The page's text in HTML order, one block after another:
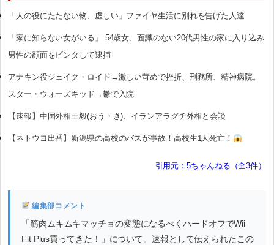
「人の役にたたない物、虚しい」ファイヤ生活に別れを告げた人達
「家に知らない女がいる」 54歳女、面識のない20代男性の家に入り込み
男性の顔面をビンタして逮捕
アナキン役ジェイク・ロイド→激しい苛めで挫折、刑務所、精神病院。
スター・ウォーズキッド→鬱で入院
【速報】中国外相王毅(おう・き)、イランアラグチ外相と会談
【ネトウヨ出番】新潟県の高校のバスが事故！高校生1人死亡！
引用元：5ちゃんねる（全3件）
編集部コメント
「筋肉ムキムキマッチョの変態になるべくハードオフでWii
Fit Plus買ってきた！」について。速報として伝えられたこの